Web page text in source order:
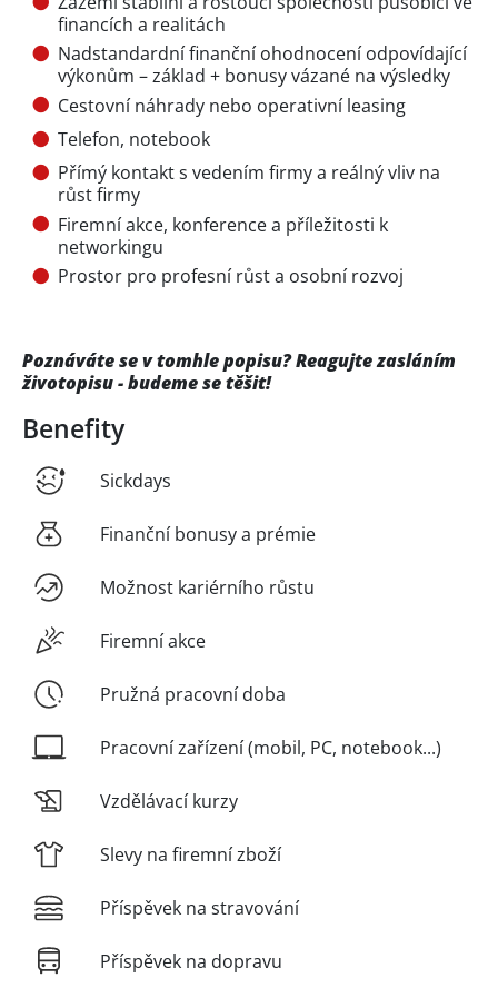
financích a realitách
Nadstandardní finanční ohodnocení odpovídající
výkonům – základ + bonusy vázané na výsledky
Cestovní náhrady nebo operativní leasing
Telefon, notebook
Přímý kontakt s vedením firmy a reálný vliv na
růst firmy
Firemní akce, konference a příležitosti k
networkingu
Prostor pro profesní růst a osobní rozvoj
Poznáváte se v tomhle popisu? Reagujte zasláním
životopisu - budeme se těšit!
Benefity
Sickdays
Finanční bonusy a prémie
Možnost kariérního růstu
Firemní akce
Pružná pracovní doba
Pracovní zařízení (mobil, PC, notebook...)
Vzdělávací kurzy
Slevy na firemní zboží
Příspěvek na stravování
Příspěvek na dopravu